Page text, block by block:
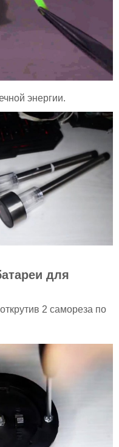
энергии.
для
2 самореза по